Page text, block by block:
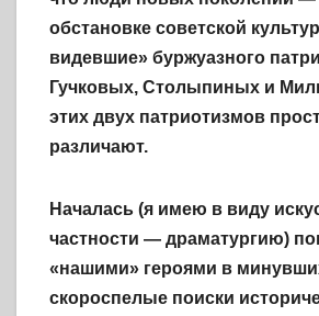
обстановке советской
видевшие» буржуазного
Гучковых, Столыпиных и
этих двух патриотизмов
различают.
Началась (я имею в виду
частности — драматургию)
«нашими» героями в
скороспелые поиски